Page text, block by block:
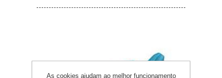
As cookies ajudam ao melhor funcionamento